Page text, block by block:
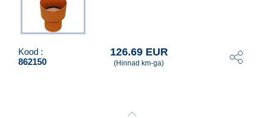
Kood :
862150
126.69 EUR
(Hinnad km-ga)